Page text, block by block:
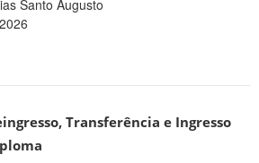
Santo Augusto
Transferência e Ingresso